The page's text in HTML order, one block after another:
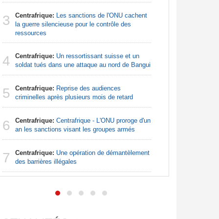
3 Centrafrique: Les sanctions de l'ONU cachent
la guerre silencieuse pour le contrôle des
ressources
4 Centrafrique: Un ressortissant suisse et un
soldat tués dans une attaque au nord de Bangui
5 Centrafrique: Reprise des audiences
criminelles après plusieurs mois de retard
6 Centrafrique: Centrafrique - L'ONU proroge d'un
an les sanctions visant les groupes armés
7 Centrafrique: Une opération de démantèlement
des barrières illégales